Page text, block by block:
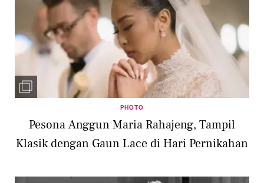
PHOTO
Pesona Anggun Maria Rahajeng, Tampil
Klasik dengan Gaun Lace di Hari Pernikahan